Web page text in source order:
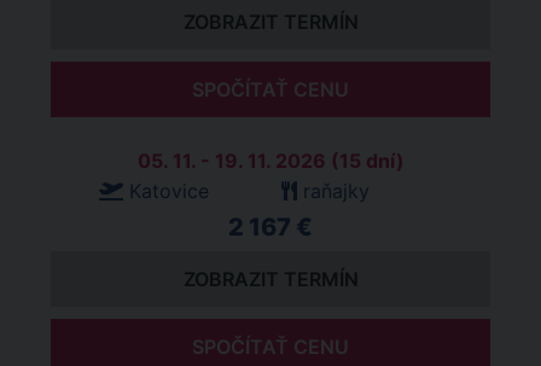
ZOBRAZIT TERMÍN
SPOČÍTAŤ CENU
05. 11. - 19. 11. 2026 (15 dní)
Katovice
raňajky
2 167 €
ZOBRAZIT TERMÍN
SPOČÍTAŤ CENU